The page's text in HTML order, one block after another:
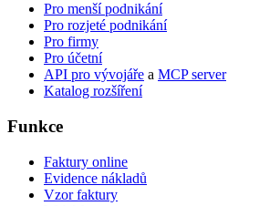
Pro menší podnikání
Pro rozjeté podnikání
Pro firmy
Pro účetní
API pro vývojáře a MCP server
Katalog rozšíření
Funkce
Faktury online
Evidence nákladů
Vzor faktury